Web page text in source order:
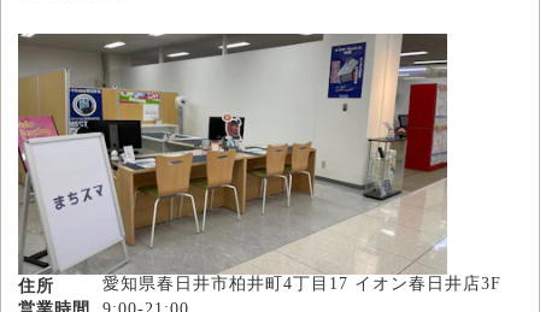
住所
愛知県春日井市柏井町4丁目17 イオン春日井店3F